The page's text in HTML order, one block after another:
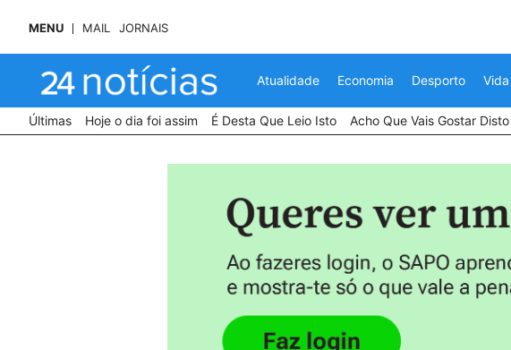
MENU MAIL JORNAIS
Atualidade Economia Desporto Vida
Últimas Hoje o dia foi assim É Desta Que Leio Isto Acho Que Vais Gostar Disto